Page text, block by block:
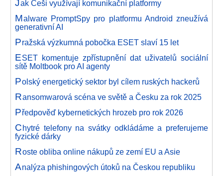
Jak Češi využívají komunikační platformy
Malware PromptSpy pro platformu Android zneužívá
generativní AI
Pražská výzkumná pobočka ESET slaví 15 let
ESET komentuje zpřístupnění dat uživatelů sociální
sítě Moltbook pro AI agenty
Polský energetický sektor byl cílem ruských hackerů
Ransomwarová scéna ve světě a Česku za rok 2025
Předpověď kybernetických hrozeb pro rok 2026
Chytré telefony na svátky odkládáme a preferujeme
fyzické dárky
Roste obliba online nákupů ze zemí EU a Asie
Analýza phishingových útoků na Českou republiku